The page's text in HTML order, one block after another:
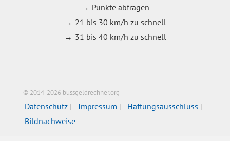
Punkte abfragen
21 bis 30 km/h zu schnell
31 bis 40 km/h zu schnell
© 2014-2026 bussgeldrechner.org
Datenschutz Impressum
Haftungsausschluss
Bildnachweise